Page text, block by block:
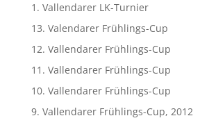
1. Vallendarer LK-Turnier
13. Valendarer Frühlings-Cup
12. Vallendarer Frühlings-Cup
11. Vallendarer Frühlings-Cup
10. Vallendarer Frühlings-Cup
9. Vallendarer Frühlings-Cup, 2012